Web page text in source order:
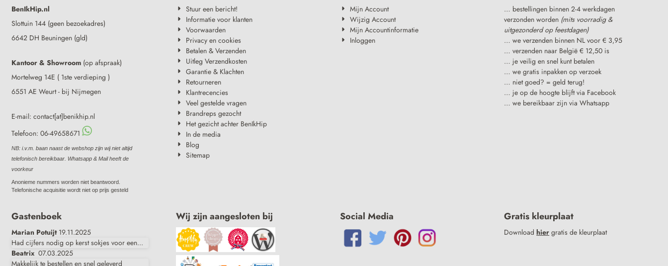
BenIkHip.nl
Slottuin 144 (geen bezoekadres)
6642 DH Beuningen (gld)
Kantoor & Showroom (op afspraak)
Mortelweg 14E ( 1ste verdieping )
6551 AE Weurt - bij Nijmegen
E-mail: contact[at]benikhip.nl
Telefoon: 06-49658671
NB: i.v.m. baan naast de webshop zijn wij niet altijd
telefonisch bereikbaar. Whatsapp & Mail heeft de
voorkeur
Anonieme nummers worden niet beantwoord.
Telefonische acquisitie wordt niet op prijs gesteld
Stuur een bericht!
Informatie voor klanten
Voorwaarden
Privacy en cookies
Betalen & Verzenden
Uitleg Verzendkosten
Garantie & Klachten
Retourneren
Klantrecencies
Veel gestelde vragen
Brandreps gezocht
Het gezicht achter BenIkHip
In de media
Blog
Sitemap
Mijn Account
Wijzig Account
Mijn Accountinformatie
Inloggen
… bestellingen binnen 2-4 werkdagen
verzonden worden (mits voorradig &
uitgezonderd op feestdagen)
… we verzenden binnen NL voor € 3,95
… verzenden naar België € 12,50 is
… je veilig en snel kunt betalen
… we gratis inpakken op verzoek
… niet goed? = geld terug!
… je op de hoogte blijft via Facebook
… we bereikbaar zijn via Whatsapp
Gastenboek
Marian Potuijt 19.11.2025
Had cijfers nodig op kerst sokjes voor een...
Beatrix 07.03.2025
Makkelijk te bestellen en snel geleverd
Wij zijn aangesloten bij Social Media Gratis kleurplaat
Downloadhier gratis de kleurplaat